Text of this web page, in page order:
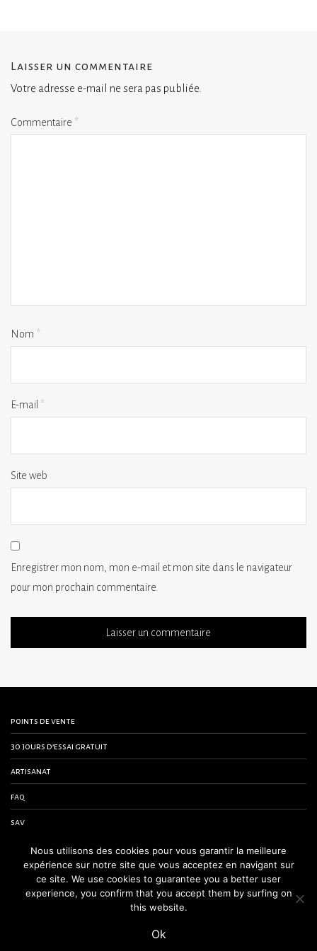
Laisser un commentaire
Votre adresse e-mail ne sera pas publiée.
Commentaire *
Nom *
E-mail *
Site web
Enregistrer mon nom, mon e-mail et mon site dans le navigateur
pour mon prochain commentaire.
points de vente
30 jours d’essai gratuit
artisanat
faq
sav
contactez-nous
conditions générales de vente
mentions légales
Nous utilisons des cookies pour vous garantir la meilleure
expérience sur notre site que vous acceptez en navigant sur
ce site. We use cookies to guarantee you a better user
experience, you confirm that you accept them by surfing on
this website.
Ok